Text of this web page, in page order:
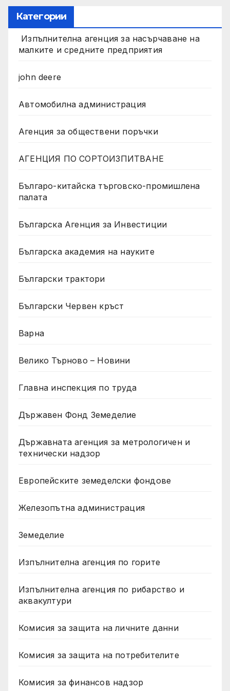
Категории
Изпълнителна агенция за насърчаване на
малките и средните предприятия
john deere
Автомобилна администрация
Агенция за обществени поръчки
АГЕНЦИЯ ПО СОРТОИЗПИТВАНЕ
Българо-китайска търговско-промишлена
палата
Българска Агенция за Инвестиции
Българска академия на науките
Български трактори
Български Червен кръст
Варна
Велико Търново – Новини
Главна инспекция по труда
Държавен Фонд Земеделие
Държавната агенция за метрологичен и
технически надзор
Европейските земеделски фондове
Железопътна администрация
Земеделие
Изпълнителна агенция по горите
Изпълнителна агенция по рибарство и
аквакултури
Комисия за защита на личните данни
Комисия за защита на потребителите
Комисия за финансов надзор